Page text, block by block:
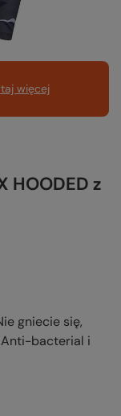
więcej
HOODED z
gniecie się,
Anti-bacterial i